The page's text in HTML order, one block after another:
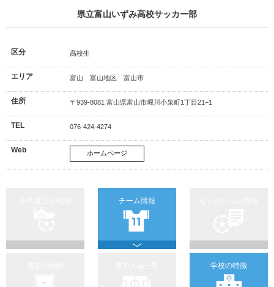
県立富山いずみ高校サッカー部
区分 高校生
エリア 富山 富山地区 富山市
住所 〒939-8081 富山県富山市堀川小泉町1丁目21−1
TEL 076-424-4274
Web ホームページ
チーム情報
学校の特徴